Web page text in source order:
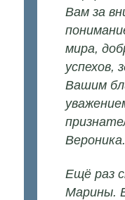
Вам за
мира,
успехов,
Вашим
Вероника.
Ещё раз
Марины.